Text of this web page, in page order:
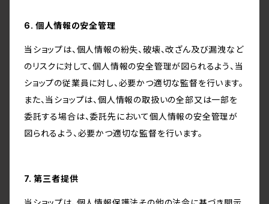
6. 個人情報の安全管理
当ショップは、個人情報の紛失、破壊、改ざん及び漏洩など
のリスクに対して、個人情報の安全管理が図られるよう、当
ショップの従業員に対し、必要かつ適切な監督を行います。
また、当ショップは、個人情報の取扱いの全部又は一部を
委託する場合は、委託先において個人情報の安全管理が
図られるよう、必要かつ適切な監督を行います。
7. 第三者提供